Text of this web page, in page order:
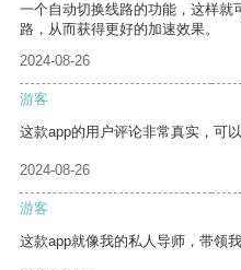
一个自动切换线路的功能，这样就
路，从而获得更好的加速效果。
2024-08-26
游客
这款app的用户评论非常真实，可
2024-08-26
游客
这款app就像我的私人导师，带领